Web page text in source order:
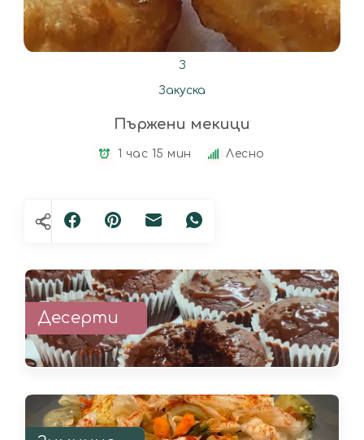
З
Закуска
Пържени мекици
1 час 15 мин Лесно
Десерти